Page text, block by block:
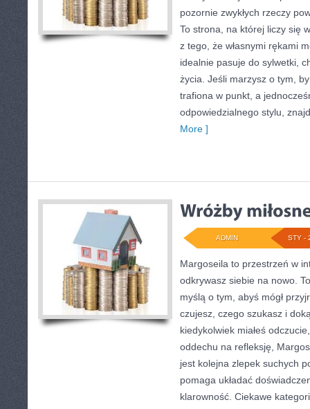
pozornie zwykłych rzeczy
To strona, na której liczy się
z tego, że własnymi rękami
idealnie pasuje do sylwetki,
życia. Jeśli marzysz o tym,
trafiona w punkt, a
odpowiedzialnego stylu,
More ]
STY -
ADMIN
Margoseila to przestrzeń w
odkrywasz siebie na nowo.
myślą o tym, abyś mógł
czujesz, czego szukasz i
kiedykolwiek miałeś
oddechu na refleksję,
jest kolejna zlepek suchych
pomaga układać
klarowność. Ciekawe